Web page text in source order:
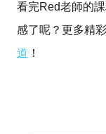
看完Red老師的
感了呢？更多精
道 ！